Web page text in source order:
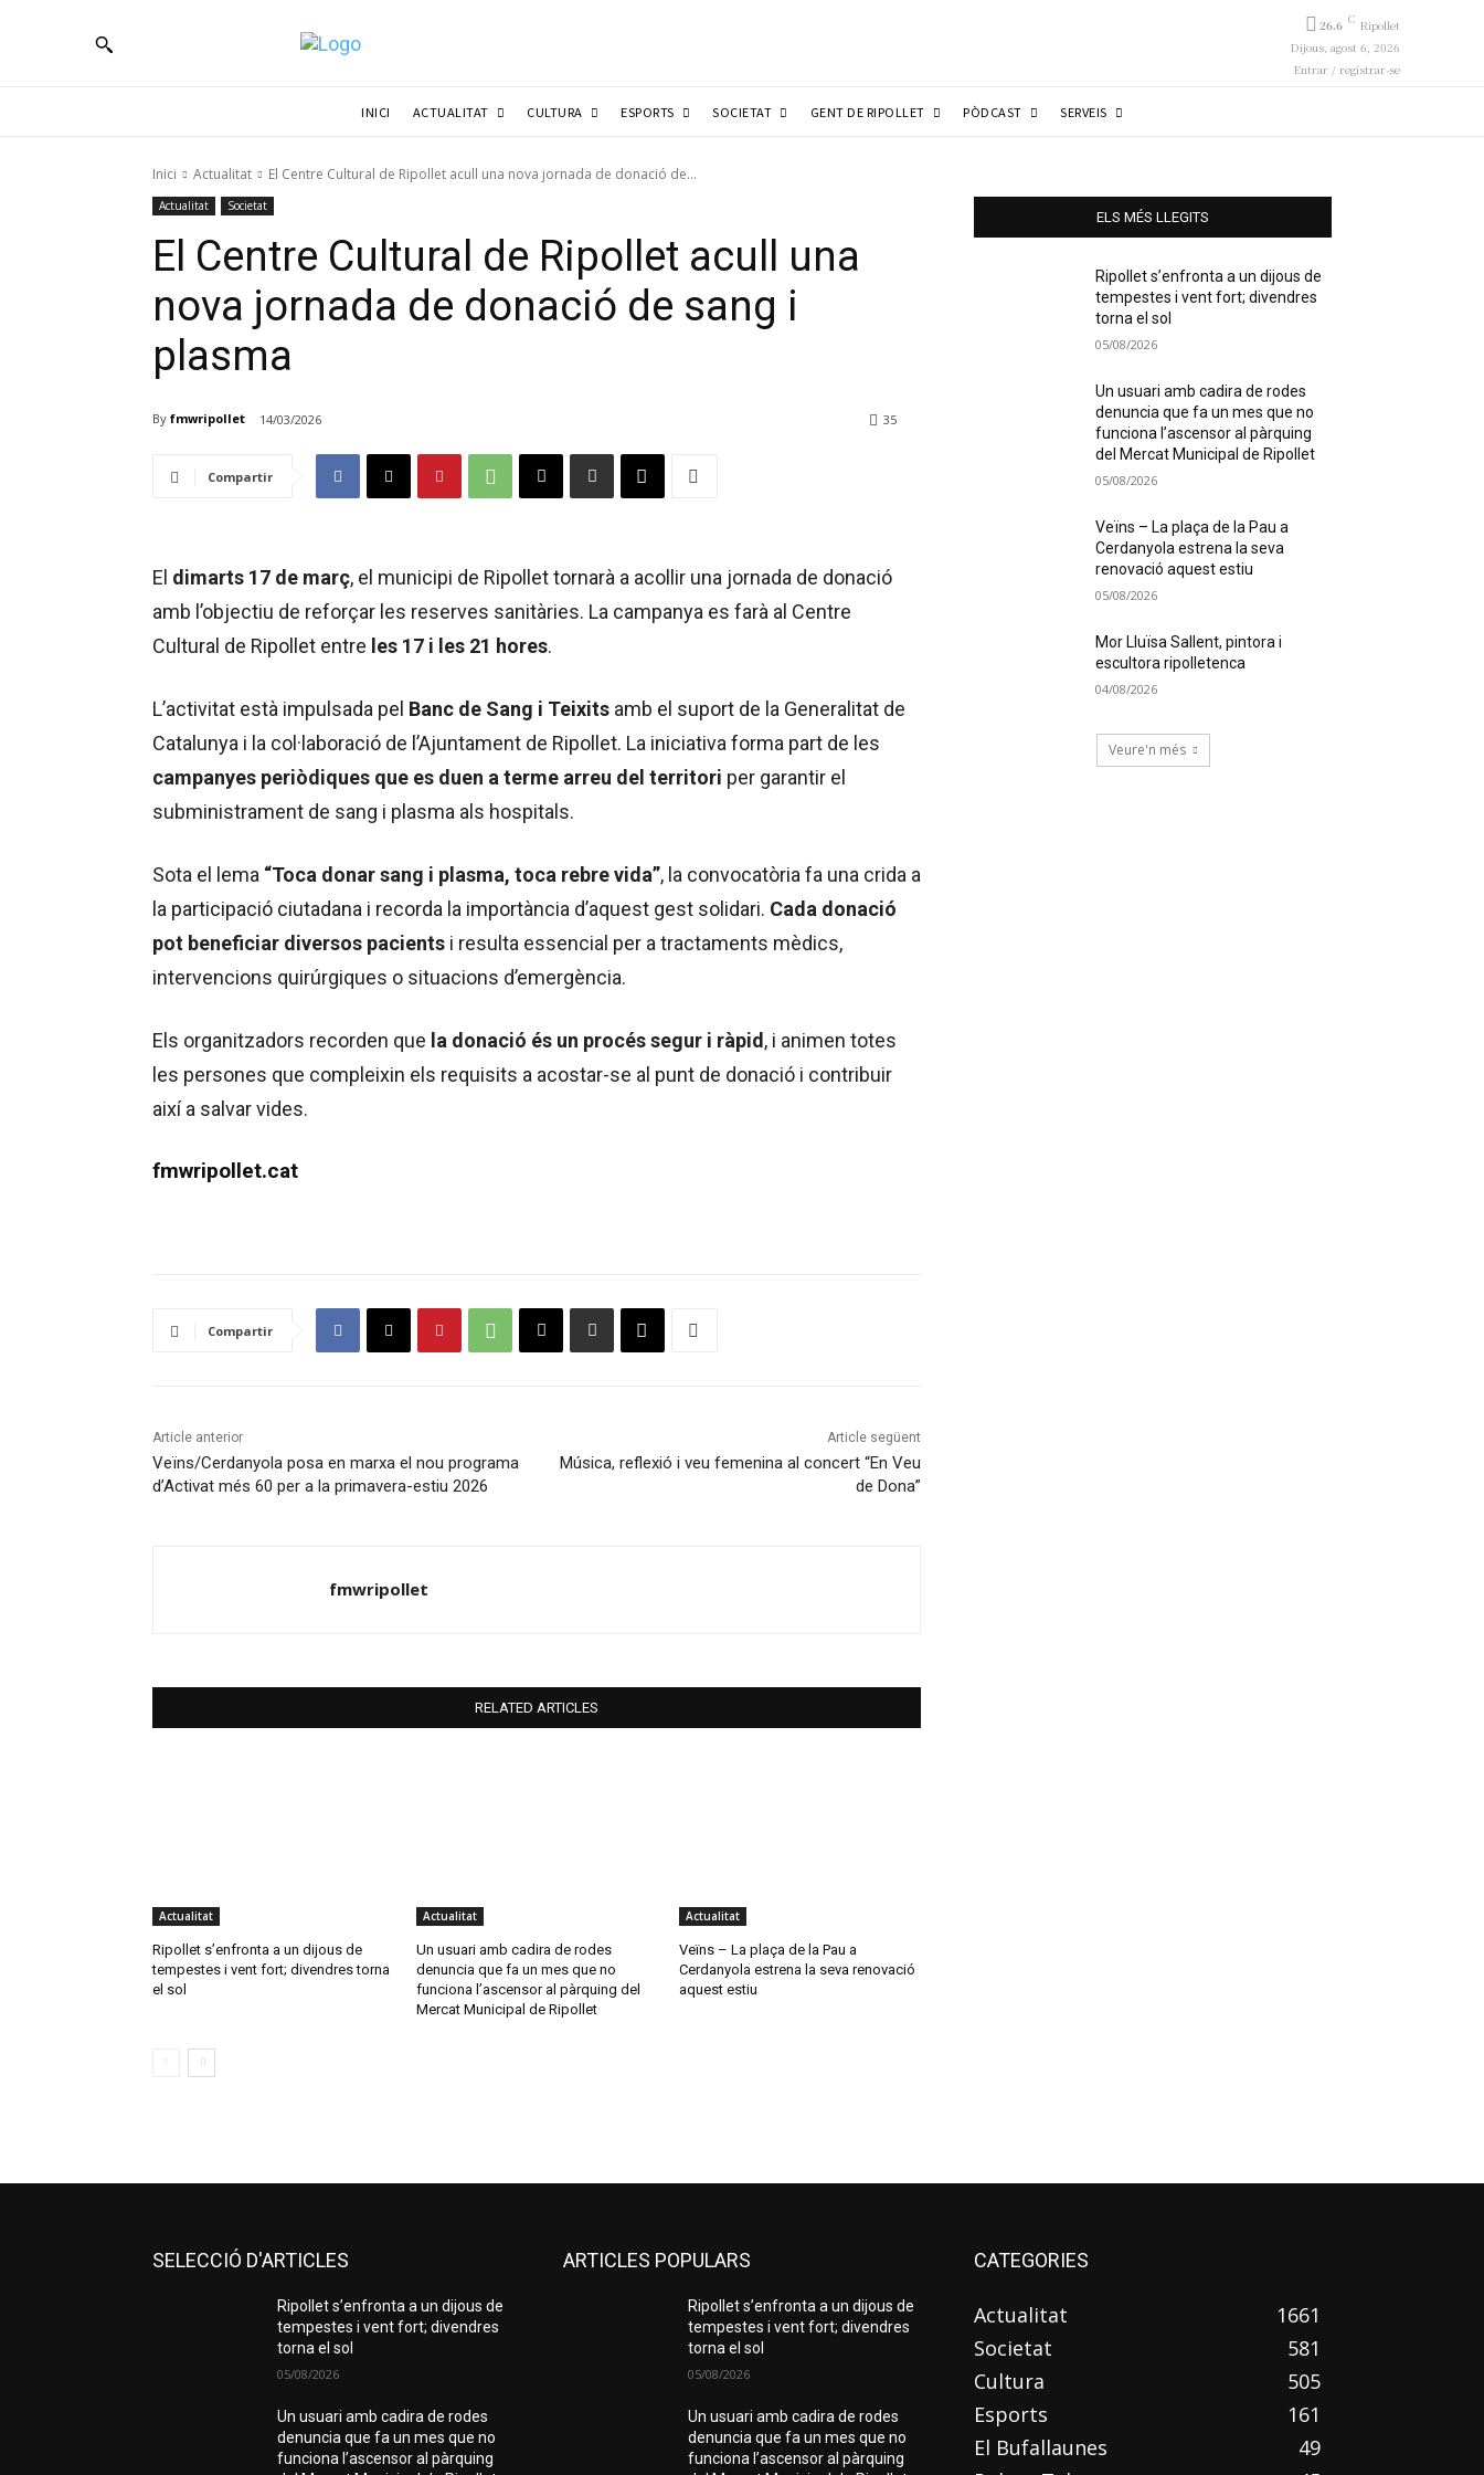
26.6 C Ripollet
Dijous, agost 6, 2026
Entrar / registrar-se
INICI ACTUALITAT CULTURA ESPORTS SOCIETAT GENT DE RIPOLLET PÒDCAST SERVEIS
Inici Actualitat El Centre Cultural de Ripollet acull una nova jornada de donació de...
Actualitat Societat
El Centre Cultural de Ripollet acull una
nova jornada de donació de sang i
plasma
By fmwripollet 14/03/2026 35
Compartir
El dimarts 17 de març, el municipi de Ripollet tornarà a acollir una jornada de donació
amb l’objectiu de reforçar les reserves sanitàries. La campanya es farà al Centre
Cultural de Ripollet entre les 17 i les 21 hores.
L’activitat està impulsada pel Banc de Sang i Teixits amb el suport de la Generalitat de
Catalunya i la col·laboració de l’Ajuntament de Ripollet. La iniciativa forma part de les
campanyes periòdiques que es duen a terme arreu del territori per garantir el
subministrament de sang i plasma als hospitals.
Sota el lema “Toca donar sang i plasma, toca rebre vida”, la convocatòria fa una crida a
la participació ciutadana i recorda la importància d’aquest gest solidari. Cada donació
pot beneficiar diversos pacients i resulta essencial per a tractaments mèdics,
intervencions quirúrgiques o situacions d’emergència.
Els organitzadors recorden que la donació és un procés segur i ràpid , i animen totes
les persones que compleixin els requisits a acostar-se al punt de donació i contribuir
així a salvar vides.
fmwripollet.cat
Compartir
Article anterior
Veïns/Cerdanyola posa en marxa el nou programa
d’Activat més 60 per a la primavera-estiu 2026
Article següent
Música, reflexió i veu femenina al concert “En Veu
de Dona”
fmwripollet
RELATED ARTICLES
Actualitat
Ripollet s’enfronta a un dijous de
tempestes i vent fort; divendres torna
el sol
Actualitat
Un usuari amb cadira de rodes
denuncia que fa un mes que no
funciona l’ascensor al pàrquing del
Mercat Municipal de Ripollet
Actualitat
Veïns – La plaça de la Pau a
Cerdanyola estrena la seva renovació
aquest estiu
ELS MÉS LLEGITS
Ripollet s’enfronta a un dijous de
tempestes i vent fort; divendres
torna el sol
05/08/2026
Un usuari amb cadira de rodes
denuncia que fa un mes que no
funciona l’ascensor al pàrquing
del Mercat Municipal de Ripollet
05/08/2026
Veïns – La plaça de la Pau a
Cerdanyola estrena la seva
renovació aquest estiu
05/08/2026
Mor Lluïsa Sallent, pintora i
escultora ripolletenca
04/08/2026
Veure'n més
SELECCIÓ D'ARTICLES
Ripollet s’enfronta a un dijous de
tempestes i vent fort; divendres
torna el sol
05/08/2026
Un usuari amb cadira de rodes
denuncia que fa un mes que no
funciona l’ascensor al pàrquing
ARTICLES POPULARS
Ripollet s’enfronta a un dijous de
tempestes i vent fort; divendres
torna el sol
05/08/2026
Un usuari amb cadira de rodes
denuncia que fa un mes que no
funciona l’ascensor al pàrquing
CATEGORIES
Actualitat
1661
Societat
581
Cultura
505
Esports
161
El Bufallaunes
49